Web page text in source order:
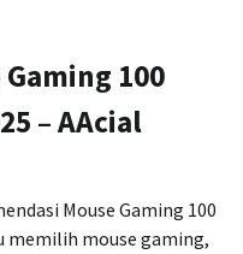
100
– AAcial
Mouse Gaming 100
memilih mouse gaming,